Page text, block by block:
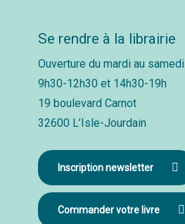
Se rendre à la librairie
Ouverture du mardi au samedi
9h30-12h30 et 14h30-19h
19 boulevard Carnot
32600 L’Isle-Jourdain
Inscription newsletter
Commander votre livre